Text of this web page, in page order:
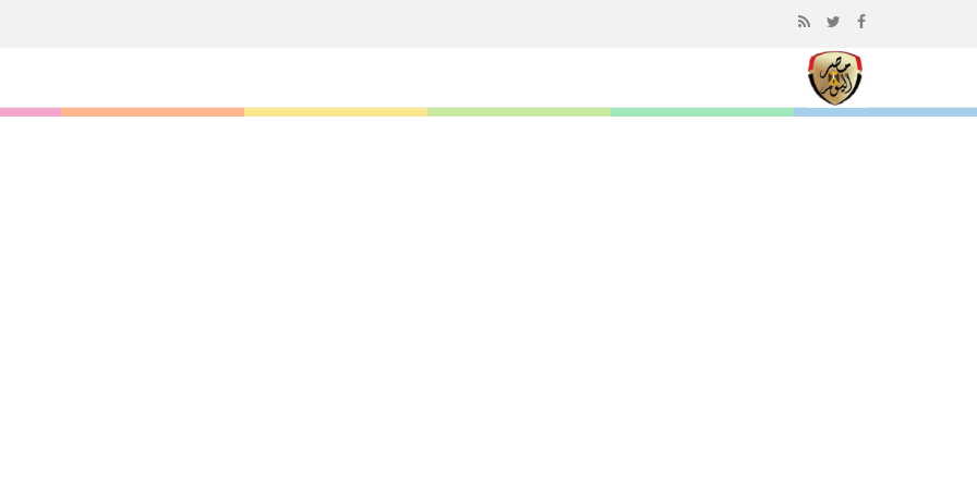
المحتوى